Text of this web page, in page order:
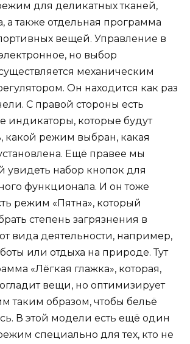
для деликатных тканей,
а также отдельная программа
вещей. Управление в
но выбор
механическим
Он находится как раз
С правой стороны есть
индикаторы, которые будут
какой режим выбран, какая
Ещё правее мы
увидеть набор кнопок для
функционала. И он тоже
режим «Пятна», который
степень загрязнения в
вида деятельности, например,
или отдыха на природе. Тут
«Лёгкая глажка», которая,
вещи, но оптимизирует
таким образом, чтобы бельё
В этой модели есть ещё один
специально для тех, кто не